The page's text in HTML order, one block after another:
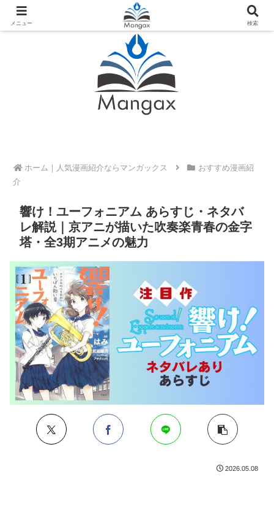
人気おすすめ漫画紹介ならMangax（マンガックス）
ホーム
おすすめ漫画紹
介
響け！ユーフォニアム あらすじ・ネタバ
レ解説｜京アニが描いた吹奏楽青春の金字
塔・全3期アニメの魅力
2026.05.08
メニュー 検索